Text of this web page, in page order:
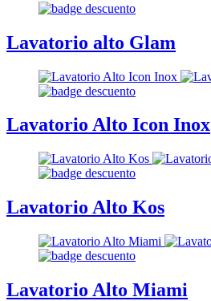
Lavatorio alto Glam
Lavatorio Alto Icon Inox
Lavatorio Alto Kos
Lavatorio Alto Miami